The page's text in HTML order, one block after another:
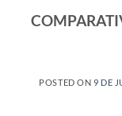
POSTED ON 9 DE